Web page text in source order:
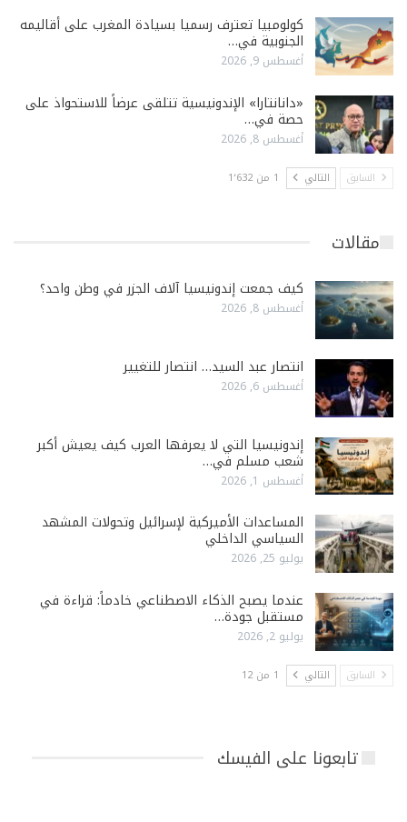
كولومبيا تعترف رسميا بسيادة المغرب على أقاليمه
الجنوبية في…
أغسطس 9, 2026
«دانانتارا» الإندونيسية تتلقى عرضاً للاستحواذ على
حصة في…
أغسطس 8, 2026
السابق التالي 1 من 1٬632
مقالات
كيف جمعت إندونيسيا آلاف الجزر في وطن واحد؟
أغسطس 8, 2026
انتصار عبد السيد… انتصار للتغيير
أغسطس 6, 2026
إندونيسيا التي لا يعرفها العرب كيف يعيش أكبر
شعب مسلم في…
أغسطس 1, 2026
المساعدات الأميركية لإسرائيل وتحولات المشهد
السياسي الداخلي
يوليو 25, 2026
عندما يصبح الذكاء الاصطناعي خادماً: قراءة في
مستقبل جودة…
يوليو 2, 2026
السابق التالي 1 من 12
تابعونا على الفيسك